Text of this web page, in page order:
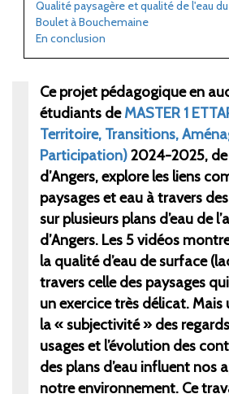
Qualité paysagère et qualité de l'eau
Boulet à Bouchemaine
En conclusion
Ce projet pédagogique en
étudiants deMASTER 1
Territoire, Transitions,
Participation)2024-2025, de
d’Angers, explore les liens
paysages et eau à travers
sur plusieurs plans d’eau de
d’Angers. Les 5 vidéos
la qualité d’eau de surface
travers celle des paysages
un exercice très délicat. Mais
la « subjectivité » des
usages et l’évolution des
des plans d’eau influent nos
notre environnement. Ce